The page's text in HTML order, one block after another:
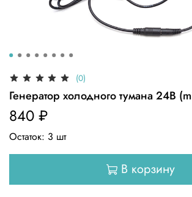
(0)
Генератор холодного тумана 24В
840 ₽
Остаток: 3 шт
В корзину